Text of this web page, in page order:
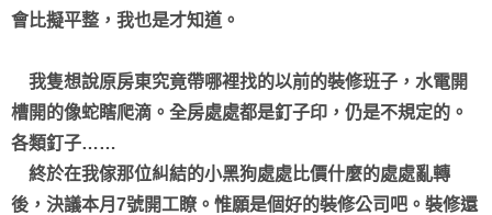
會比擬平整，我也是才知道。
我隻想說原房東究竟帶哪裡找的以前的裝修班子，水電開
槽開的像蛇瞎爬滴。全房處處都是釘子印，仍是不規定的。
各類釘子……
終於在我傢那位糾結的小黑狗處處比價什麼的處處亂轉
後，決議本月7號開工瞭。惟願是個好的裝修公司吧。裝修還